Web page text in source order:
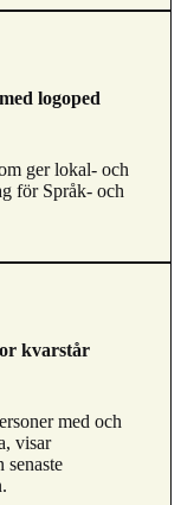
logoped
ger lokal- och
för Språk- och
kvarstår
med och
visar